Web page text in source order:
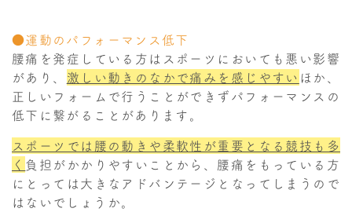
●運動のパフォーマンス低下
腰痛を発症している方はスポーツにおいても悪い影響
があり、 激しい動きのなかで痛みを感じやすい ほか、
正しいフォームで行うことができずパフォーマンスの
低下に繋がることがあります。
スポーツでは腰の動きや柔軟性が重要となる競技も多
く 負担がかかりやすいことから、腰痛をもっている方
にとっては大きなアドバンテージとなってしまうので
はないでしょうか。